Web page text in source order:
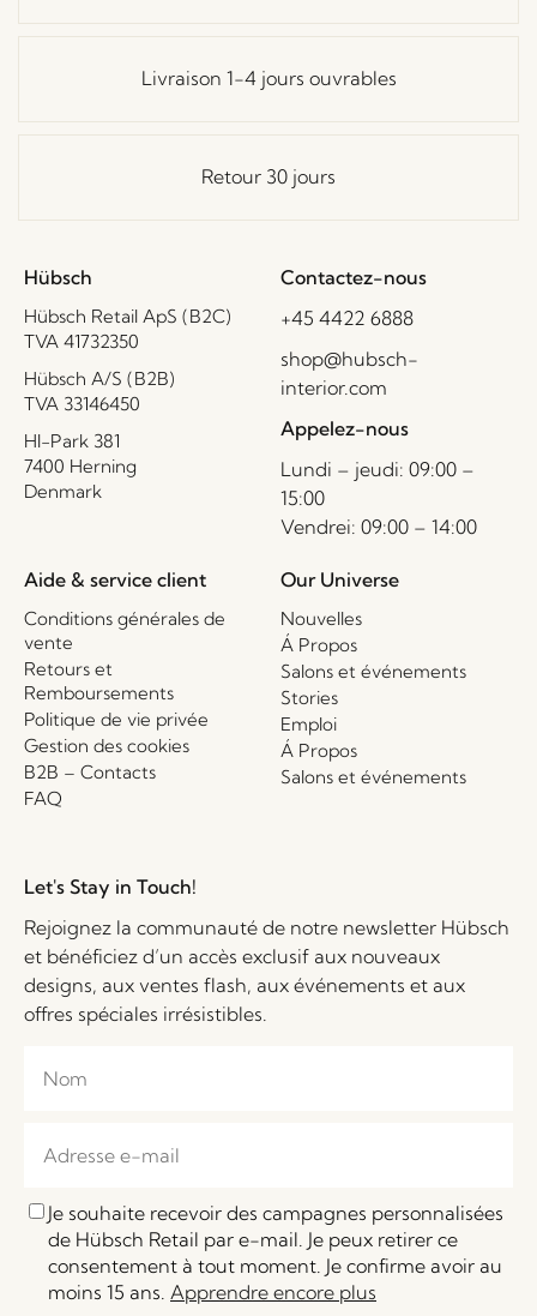
Livraison 1-4 jours ouvrables
Retour 30 jours
Hübsch
Hübsch Retail ApS (B2C)
TVA 41732350
Hübsch A/S (B2B)
TVA 33146450
HI-Park 381
7400 Herning
Denmark
Contactez-nous
+45 4422 6888
shop@hubsch-
interior.com
Appelez-nous
Lundi – jeudi: 09:00 –
15:00
Vendrei: 09:00 – 14:00
Aide & service client
Conditions générales de
vente
Retours et
Remboursements
Politique de vie privée
Gestion des cookies
B2B – Contacts
FAQ
Our Universe
Nouvelles
Á Propos
Salons et événements
Stories
Emploi
Á Propos
Salons et événements
Let's Stay in Touch!
Rejoignez la communauté de notre newsletter Hübsch
et bénéficiez d’un accès exclusif aux nouveaux
designs, aux ventes flash, aux événements et aux
offres spéciales irrésistibles.
Je souhaite recevoir des campagnes personnalisées
de Hübsch Retail par e-mail. Je peux retirer ce
consentement à tout moment. Je confirme avoir au
moins 15 ans. Apprendre encore plus